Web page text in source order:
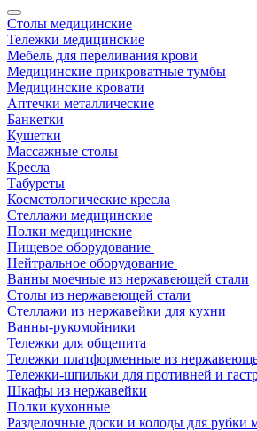
Столы медицинские
Тележки медицинские
Мебель для переливания крови
Медицинские прикроватные тумбы
Медицинские кровати
Аптечки металлические
Банкетки
Кушетки
Массажные столы
Кресла
Табуреты
Косметологические кресла
Стеллажи медицинские
Полки медицинские
Пищевое оборудование
Нейтральное оборудование
Ванны моечные из нержавеющей стали
Столы из нержавеющей стали
Стеллажи из нержавейки для кухни
Ванны-рукомойники
Тележки для общепита
Тележки платформенные из
Тележки-шпильки для противней и
Шкафы из нержавейки
Полки кухонные
Разделочные доски и колоды для рубки